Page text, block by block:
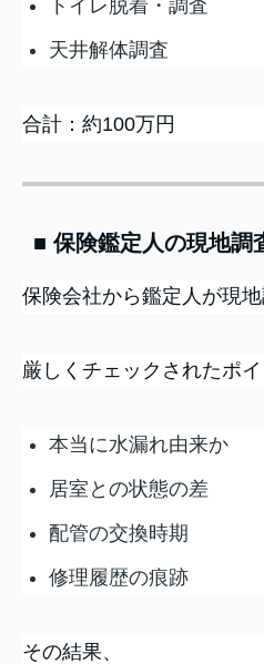
トイレ脱着・調査
天井解体調査
合計：約100万円
■ 保険鑑定人の現地
保険会社から鑑定人が現地
厳しくチェックされたポイ
本当に水漏れ由来か
居室との状態の差
配管の交換時期
修理履歴の痕跡
その結果、